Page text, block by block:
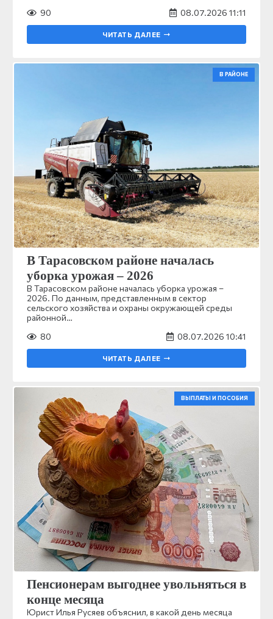
90
08.07.2026 11:11
ЧИТАТЬ ДАЛЕЕ
В РАЙОНЕ
В Тарасовском районе началась
уборка урожая – 2026
В Тарасовском районе началась уборка урожая –
2026. По данным, представленным в сектор
сельского хозяйства и охраны окружающей среды
районной…
80
08.07.2026 10:41
ЧИТАТЬ ДАЛЕЕ
ВЫПЛАТЫ И ПОСОБИЯ
Пенсионерам выгоднее увольняться в
конце месяца
Юрист Илья Русяев объяснил, в какой день месяца